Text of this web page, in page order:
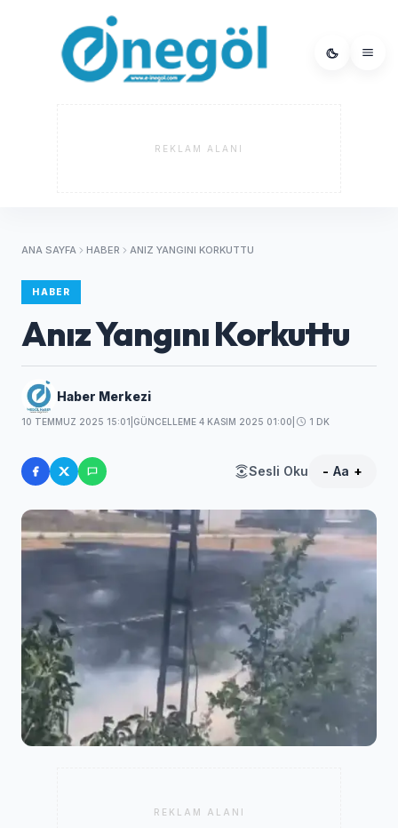
REKLAM ALANI
ANA SAYFA HABER ANIZ YANGINI KORKUTTU
HABER
Anız Yangını Korkuttu
Haber Merkezi
10 TEMMUZ 2025 15:01 GÜNCELLEME 4 KASIM 2025 01:00 1 DK
Sesli Oku - Aa +
REKLAM ALANI